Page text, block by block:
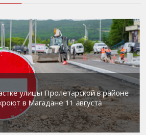
улицы Пролетарской в районе
в Магадане 11 августа